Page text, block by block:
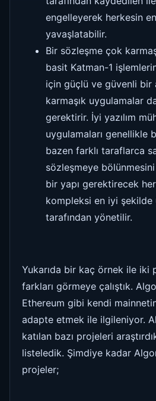
engelleyerek herkesin
yavaşlatabilir.
Bir sözleşme çok
basit Katman-1
için güçlü ve güvenli bir
karmaşık uygulamalar
gerektirir. İyi yazılım
uygulamaları genellikle
bazen farklı taraflarca
sözleşmeye
bir yapı gerektirecek
kompleksi en iyi
tarafından yönetilir.
Yukarıda bir kaç örnek ile iki
farkları görmeye çalıştık.
Ethereum gibi kendi
adapte etmek ile ilgileniyor.
katılan bazı projeleri
listeledik. Şimdiye kadar
projeler;